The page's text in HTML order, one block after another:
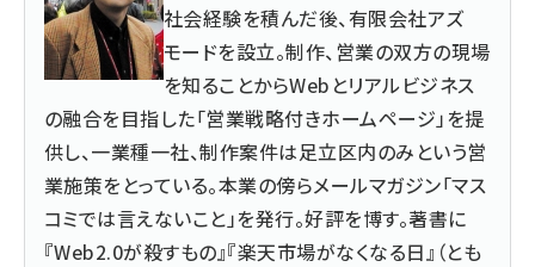
社会経験を積んだ後、有限会社アズ
モードを設立。制作、営業の双方の現場
を知ることからWebとリアルビジネス
の融合を目指した「営業戦略付きホームページ」を提
供し、一業種一社、制作案件は足立区内のみという営
業施策をとっている。本業の傍らメールマガジン「マス
コミでは言えないこと」を発行。好評を博す。著書に
『Web2.0が殺すもの』『楽天市場がなくなる日』（とも